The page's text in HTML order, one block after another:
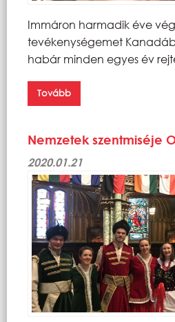
Immáron harmadik éve
tevékenységemet
habár minden egyes év
Tovább
Nemzetek szentmiséje
2020.01.21